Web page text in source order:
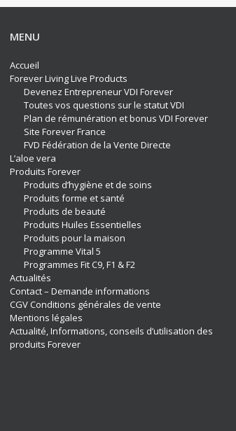
MENU
Accueil
Forever Living Live Products
Devenez Entrepreneur VDI Forever
Toutes vos questions sur le statut VDI
Plan de rémunération et bonus VDI Forever
Site Forever France
FVD Fédération de la Vente Directe
L’aloe vera
Produits Forever
Produits d’hygiène et de soins
Produits forme et santé
Produits de beauté
Produits Huiles Essentielles
Produits pour la maison
Programme Vital 5
Programmes Fit C9, F1 & F2
Actualités
Contact – Demande informations
CGV Conditions générales de vente
Mentions légales
Actualité, Informations, conseils d’utilisation des
produits Forever